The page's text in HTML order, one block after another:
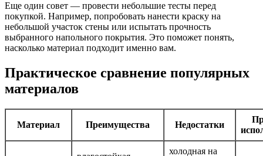
Еще один совет — провести небольшие тесты перед
покупкой. Например, попробовать нанести краску на
небольшой участок стены или испытать прочность
выбранного напольного покрытия. Это поможет понять,
насколько материал подходит именно вам.
Практическое сравнение популярных
материалов
Материал Преимущества Недостатки
холодная на